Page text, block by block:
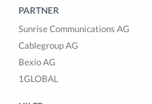
PARTNER
Sunrise Communications AG
Cablegroup AG
Bexio AG
1GLOBAL